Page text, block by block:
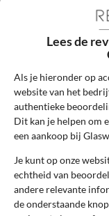
Review
Reageer
Michel 18 juli
Beoordeling: 10
Super
Lees de
Als je hieronder op
website van het
authentieke
Dit kan je helpen om
een aankoop bij
Je kunt op onze
echtheid van
andere relevante
de onderstaande